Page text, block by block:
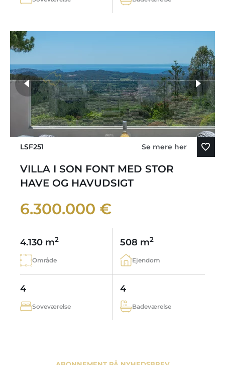
LSF251 Se mere her
VILLA I SON FONT MED STOR
HAVE OG HAVUDSIGT
6.300.000 €
4.130 m2
Område
508 m2
Ejendom
4
Soveværelse
4
Badeværelse